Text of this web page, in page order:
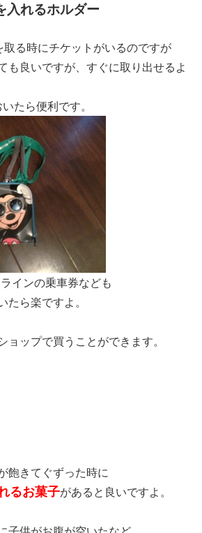
入れるホルダー
取る時にチケットがいるのですが
も良いですが、すぐに取り出せるよ
たら便利です。
インの乗車券なども
たら楽ですよ。
ョップで買うことができます。
飽きてぐずった時に
るお菓子があると良いですよ。